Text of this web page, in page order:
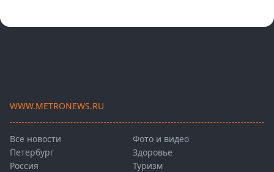
WWW.METRONEWS.RU
Все новости
Петербург
Россия
Фото и видео
Здоровье
Туризм